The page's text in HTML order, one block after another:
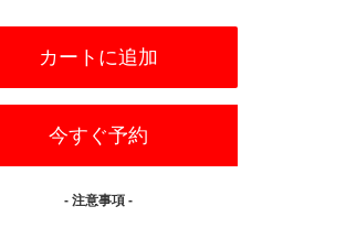
カートに追加
今すぐ予約
- 注意事項 -